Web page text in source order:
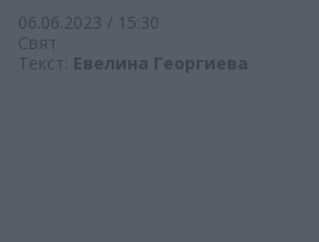
06.06.2023 / 15:30
Свят
Текст: Евелина Георгиева